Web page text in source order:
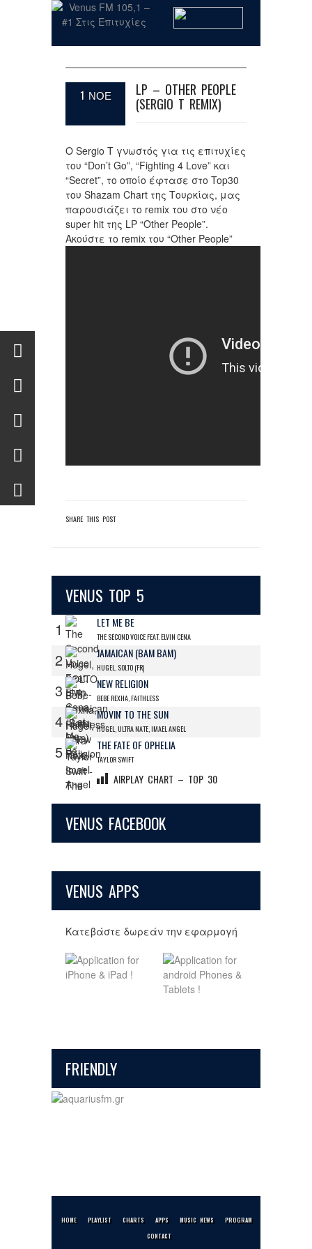
1 ΝΟΕ
LP – OTHER PEOPLE
(SERGIO T REMIX)
Ο Sergio T γνωστός για τις επιτυχίες
του “Don’t Go”, “Fighting 4 Love” και
“Secret”, το οποίο έφτασε στο Top30
του Shazam Chart της Τουρκίας, μας
παρουσιάζει το remix του στο νέο
super hit της LP “Other People”.
Ακούστε το remix του “Other People”
SHARE THIS POST
VENUS TOP 5
1 LET ME BE
THE SECOND VOICE FEAT. ELVIN CENA
2 JAMAICAN (BAM BAM)
HUGEL, SOLTO (FR)
3 NEW RELIGION
BEBE REXHA, FAITHLESS
4 MOVIN' TO THE SUN
HUGEL, ULTRA NATE, IMAEL ANGEL
5 THE FATE OF OPHELIA
TAYLOR SWIFT
AIRPLAY CHART – TOP 30
VENUS FACEBOOK
VENUS APPS
Κατεβάστε δωρεάν την εφαρμογή
FRIENDLY
HOME PLAYLIST CHARTS APPS MUSIC NEWS
PROGRAM
CONTACT